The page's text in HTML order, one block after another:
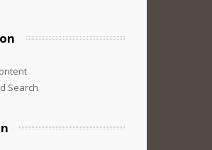
Search